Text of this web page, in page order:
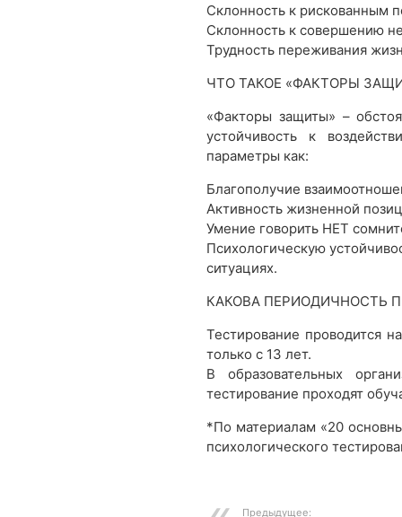
Склонность к рискованным
Склонность к совершению
Трудность переживания
ЧТО ТАКОЕ «ФАКТОРЫ
«Факторы защиты» –
устойчивость к
параметры как:
Благополучие
Активность жизненной
Умение говорить НЕТ
Психологическую
ситуациях.
КАКОВА ПЕРИОДИЧНОСТЬ
Тестирование проводится
только с 13 лет.
В образовательных
тестирование проходят
*По материалам «20
психологического
Предыдущее: